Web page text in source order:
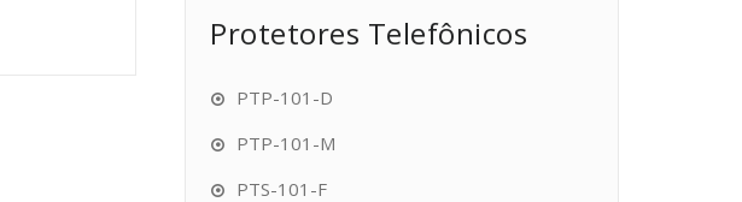
Protetores Telefônicos
PTP-101-D
PTP-101-M
PTS-101-F